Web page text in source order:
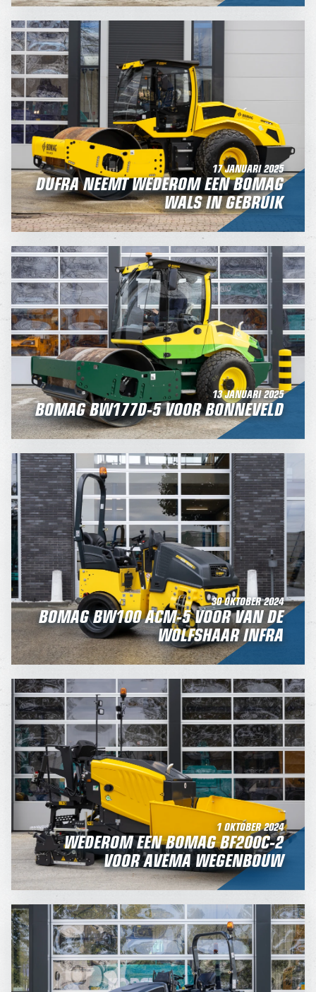
17 JANUARI 2025
DUFRA NEEMT WEDEROM EEN BOMAG
WALS IN GEBRUIK
13 JANUARI 2025
BOMAG BW177D-5 VOOR BONNEVELD
30 OKTOBER 2024
BOMAG BW100 ACM-5 VOOR VAN DE
WOLFSHAAR INFRA
1 OKTOBER 2024
WEDEROM EEN BOMAG BF200C-2
VOOR AVEMA WEGENBOUW